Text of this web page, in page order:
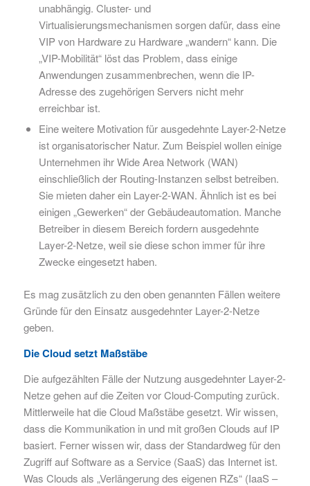
unabhängig. Cluster- und
Virtualisierungsmechanismen sorgen dafür, dass eine
VIP von Hardware zu Hardware „wandern“ kann. Die
„VIP-Mobilität“ löst das Problem, dass einige
Anwendungen zusammenbrechen, wenn die IP-
Adresse des zugehörigen Servers nicht mehr
erreichbar ist.
Eine weitere Motivation für ausgedehnte Layer-2-Netze
ist organisatorischer Natur. Zum Beispiel wollen einige
Unternehmen ihr Wide Area Network (WAN)
einschließlich der Routing-Instanzen selbst betreiben.
Sie mieten daher ein Layer-2-WAN. Ähnlich ist es bei
einigen „Gewerken“ der Gebäudeautomation. Manche
Betreiber in diesem Bereich fordern ausgedehnte
Layer-2-Netze, weil sie diese schon immer für ihre
Zwecke eingesetzt haben.
Es mag zusätzlich zu den oben genannten Fällen weitere
Gründe für den Einsatz ausgedehnter Layer-2-Netze
geben.
Die Cloud setzt Maßstäbe
Die aufgezählten Fälle der Nutzung ausgedehnter Layer-2-
Netze gehen auf die Zeiten vor Cloud-Computing zurück.
Mittlerweile hat die Cloud Maßstäbe gesetzt. Wir wissen,
dass die Kommunikation in und mit großen Clouds auf IP
basiert. Ferner wissen wir, dass der Standardweg für den
Zugriff auf Software as a Service (SaaS) das Internet ist.
Was Clouds als „Verlängerung des eigenen RZs“ (IaaS –